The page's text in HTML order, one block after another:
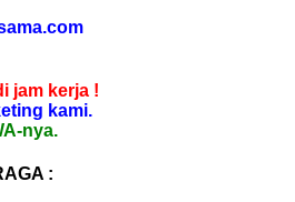
jam kerja !
kami.
nya.
: